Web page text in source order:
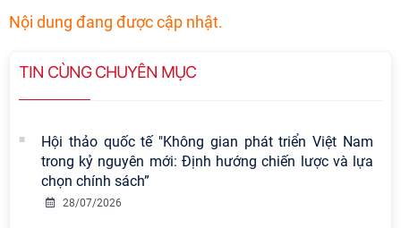
Nội dung đang được cập nhật.
TIN CÙNG CHUYÊN MỤC
Hội thảo quốc tế "Không gian phát triển Việt Nam
trong kỷ nguyên mới: Định hướng chiến lược và lựa
chọn chính sách”
28/07/2026